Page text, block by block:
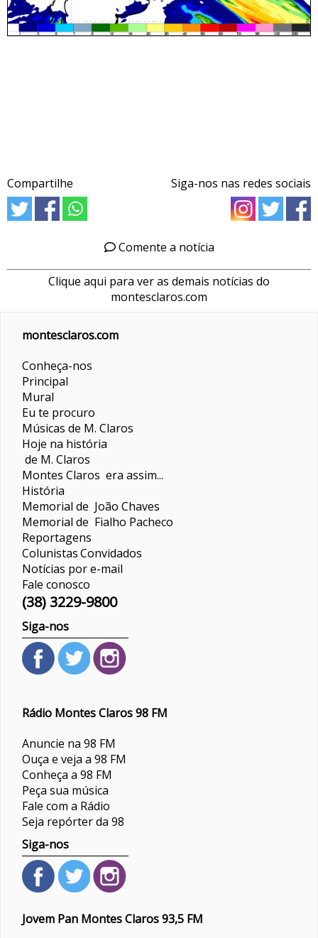
Compartilhe Siga-nos nas redes sociais
Comente a notícia
Clique aqui para ver as demais notícias do
montesclaros.com
montesclaros.com
Conheça-nos
Principal
Mural
Eu te procuro
Músicas de M. Claros
Hoje na história
de M. Claros
Montes Claros era assim...
História
Memorial de João Chaves
Memorial de Fialho Pacheco
Reportagens
ColunistasConvidados
Notícias por e-mail
Fale conosco
(38) 3229-9800
Siga-nos
Rádio Montes Claros 98 FM
Anuncie na 98 FM
Ouça e veja a 98 FM
Conheça a 98 FM
Peça sua música
Fale com a Rádio
Seja repórter da 98
Siga-nos
Jovem Pan Montes Claros 93,5 FM